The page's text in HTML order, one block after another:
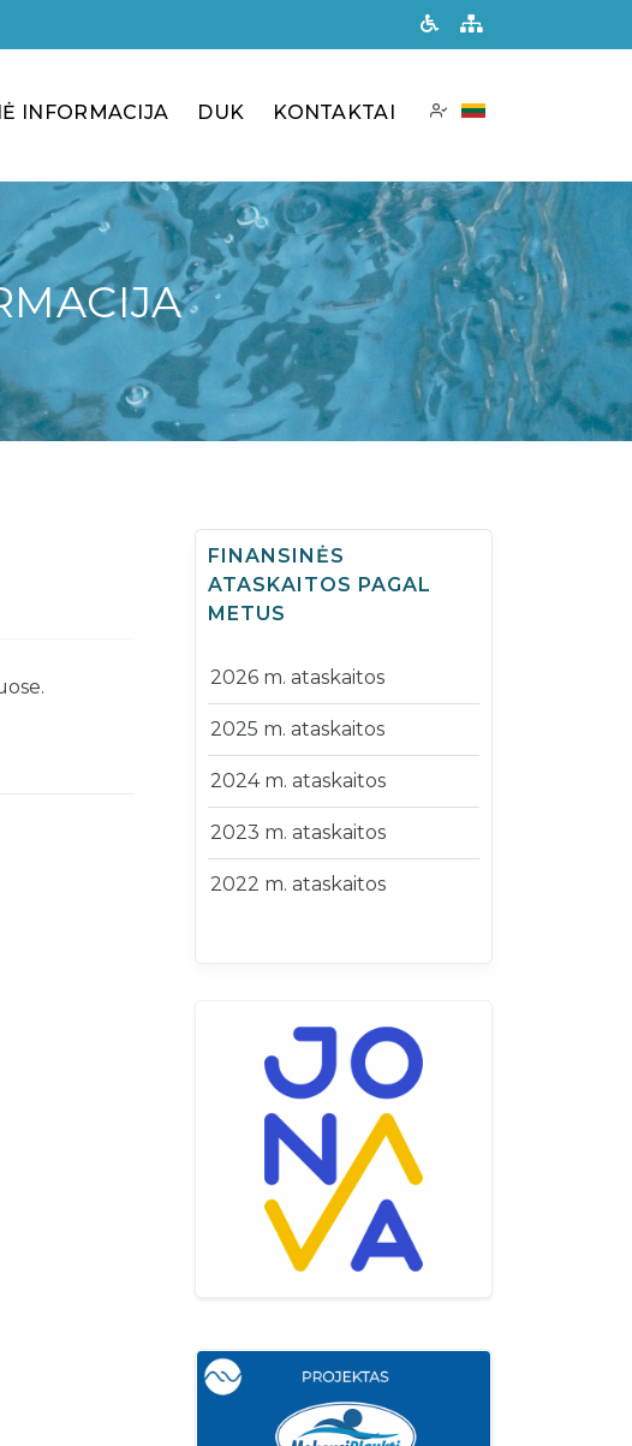
INFORMACIJA DUK KONTAKTAI
FINANSINĖS
ATASKAITOS PAGAL
METUS
2026 m. ataskaitos
2025 m. ataskaitos
2024 m. ataskaitos
2023 m. ataskaitos
2022 m. ataskaitos